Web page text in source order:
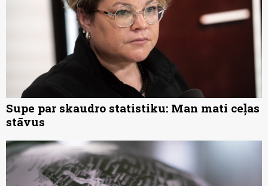
Supe par skaudro statistiku: Man mati ceļas
stāvus